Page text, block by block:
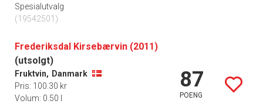
Spesialutvalg
(19542501)
Frederiksdal Kirsebærvin (2011)
(utsolgt)
Fruktvin, Danmark
Pris: 100.30 kr
Volum: 0.50 l
87
POENG